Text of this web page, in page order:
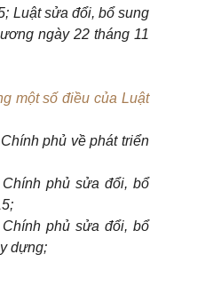
Luật sửa đổi, bổ sung
ngày 22 tháng 11
một số điều của Luật
phủ về phát triển
phủ sửa đổi, bổ
phủ sửa đổi, bổ
dựng;